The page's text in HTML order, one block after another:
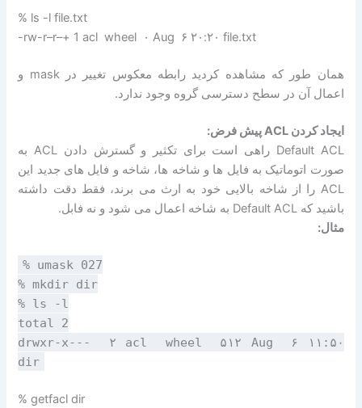
% ls -l file.txt
-rw-r–r–+ 1 acl wheel ۰ Aug ۶ ۲۰:۲۰ file.txt
همان طور که مشاهده کردید رابطه معکوس تغییر در mask و
اعمال آن در سطح دسترسی گروه وجود ندارد.
ایجاد کردن ACL پیش فرض:
Default ACL راهی است برای تکثیر و گسترش دادن ACL به
صورت اتوماتیک به فایل ها و شاخه ها، شاخه و فایل های جدید این
ACL را از شاخه بالایی خود به ارث می برند، فقط دقت داشته
باشید که Default ACL به شاخه اعمال می شود و نه فابل.
مثال:
% umask 027
% mkdir dir
% ls -l
total 2
drwxr-x--- ۲ acl wheel ۵۱۲ Aug ۶ ۱۱:۵۰
dir
% getfacl dir